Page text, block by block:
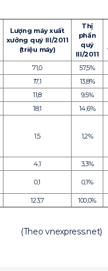
Lượng máy xuất
xưởng quý III/2011
(triệu máy)
Thị
phần
quý
III/2011
71,0
57,5%
17,1
13,8%
11,8
9,5%
18,1
14,6%
1,5 1,2%
4,1
3,3%
0,1 0,1%
123,7 100,0%
(Theo vnexpress.net)